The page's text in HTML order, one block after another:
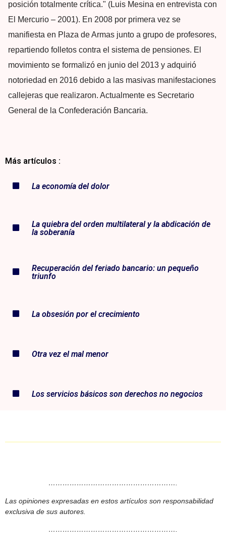
posición totalmente crítica." (Luis Mesina en entrevista con
El Mercurio – 2001). En 2008 por primera vez se
manifiesta en Plaza de Armas junto a grupo de profesores,
repartiendo folletos contra el sistema de pensiones. El
movimiento se formalizó en junio del 2013 y adquirió
notoriedad en 2016 debido a las masivas manifestaciones
callejeras que realizaron. Actualmente es Secretario
General de la Confederación Bancaria.
Más artículos :
La economía del dolor
La quiebra del orden multilateral y la abdicación de
la soberanía
Recuperación del feriado bancario: un pequeño
triunfo
La obsesión por el crecimiento
Otra vez el mal menor
Los servicios básicos son derechos no negocios
……………………………………………….
Las opiniones expresadas en estos artículos son responsabilidad
exclusiva de sus autores.
……………………………………………….